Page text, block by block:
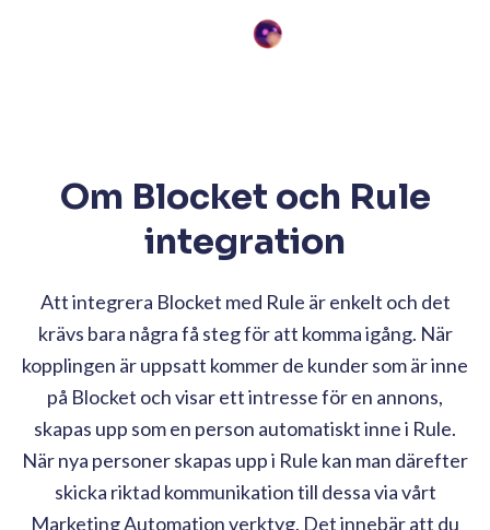
Om Blocket och Rule
integration
Att integrera Blocket med Rule är enkelt och det
krävs bara några få steg för att komma igång. När
kopplingen är uppsatt kommer de kunder som är inne
på Blocket och visar ett intresse för en annons,
skapas upp som en person automatiskt inne i Rule.
När nya personer skapas upp i Rule kan man därefter
skicka riktad kommunikation till dessa via vårt
Marketing Automation verktyg. Det innebär att du